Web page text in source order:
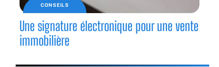
CONSEILS
Une signature électronique pour une vente
immobilière